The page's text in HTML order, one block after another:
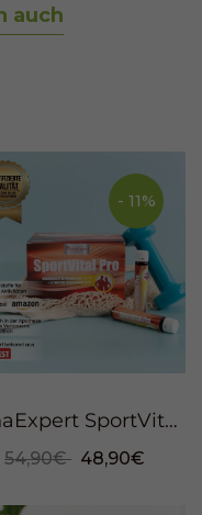
auch
- 11%
SanaExpert SportVital Pro Trinkampullen, 700ml
54,90€ 48,90€